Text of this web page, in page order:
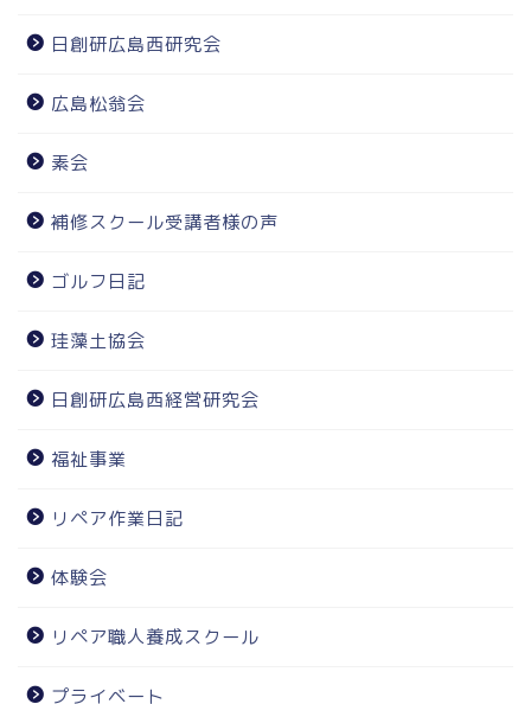
日創研広島西研究会
広島松翁会
素会
補修スクール受講者様の声
ゴルフ日記
珪藻土協会
日創研広島西経営研究会
福祉事業
リペア作業日記
体験会
リペア職人養成スクール
プライベート